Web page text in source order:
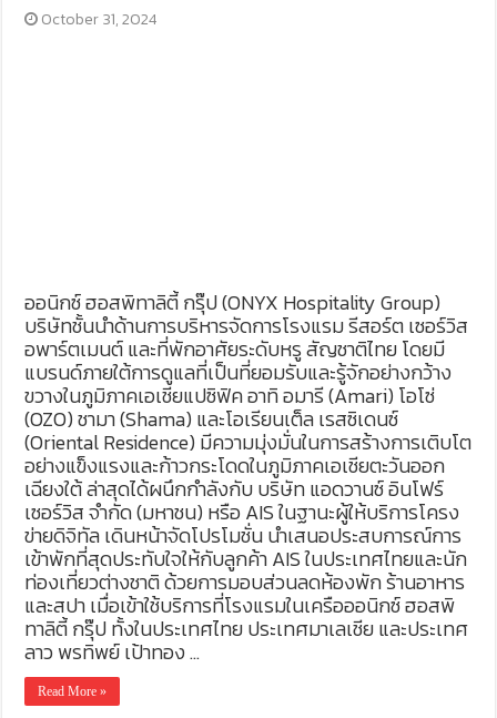
October 31, 2024
ออนิกซ์ ฮอสพิทาลิตี้ กรุ๊ป (ONYX Hospitality Group)
บริษัทชั้นนำด้านการบริหารจัดการโรงแรม รีสอร์ต เซอร์วิส
อพาร์ตเมนต์ และที่พักอาศัยระดับหรู สัญชาติไทย โดยมี
แบรนด์ภายใต้การดูแลที่เป็นที่ยอมรับและรู้จักอย่างกว้าง
ขวางในภูมิภาคเอเชียแปซิฟิค อาทิ อมารี (Amari) โอโซ่
(OZO) ชามา (Shama) และโอเรียนเต็ล เรสซิเดนซ์
(Oriental Residence) มีความมุ่งมั่นในการสร้างการเติบโต
อย่างแข็งแรงและก้าวกระโดดในภูมิภาคเอเชียตะวันออก
เฉียงใต้ ล่าสุดได้ผนึกกำลังกับ บริษัท แอดวานซ์ อินโฟร์
เซอร์วิส จำกัด (มหาชน) หรือ AIS ในฐานะผู้ให้บริการโครง
ข่ายดิจิทัล เดินหน้าจัดโปรโมชั่น นำเสนอประสบการณ์การ
เข้าพักที่สุดประทับใจให้กับลูกค้า AIS ในประเทศไทยและนัก
ท่องเที่ยวต่างชาติ ด้วยการมอบส่วนลดห้องพัก ร้านอาหาร
และสปา เมื่อเข้าใช้บริการที่โรงแรมในเครือออนิกซ์ ฮอสพิ
ทาลิตี้ กรุ๊ป ทั้งในประเทศไทย ประเทศมาเลเชีย และประเทศ
ลาว พรทิพย์ เป้าทอง …
Read More »